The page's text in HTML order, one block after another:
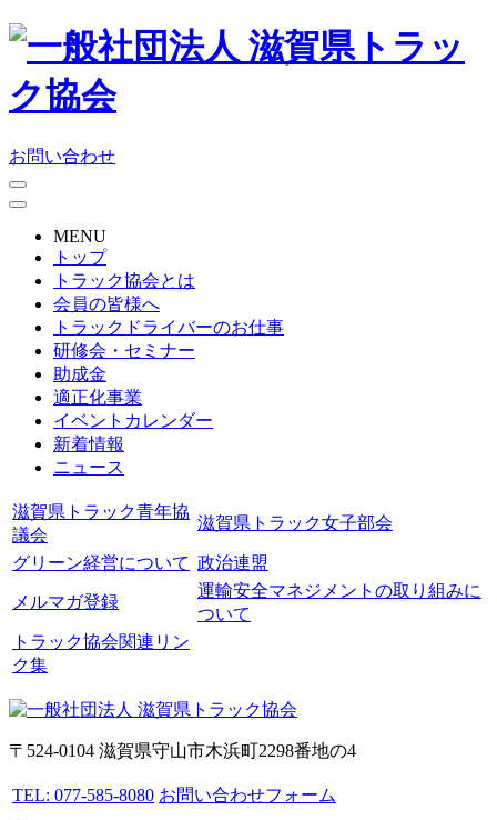
お問い合わせ
MENU
トップ
トラック協会とは
会員の皆様へ
トラックドライバーのお仕事
研修会・セミナー
助成金
適正化事業
イベントカレンダー
新着情報
ニュース
滋賀県トラック青年協
議会
滋賀県トラック女子部会
グリーン経営について 政治連盟
メルマガ登録
運輸安全マネジメントの取り組みに
ついて
トラック協会関連リン
ク集
〒524-0104 滋賀県守山市木浜町2298番地の4
TEL: 077-585-8080 お問い合わせフォーム